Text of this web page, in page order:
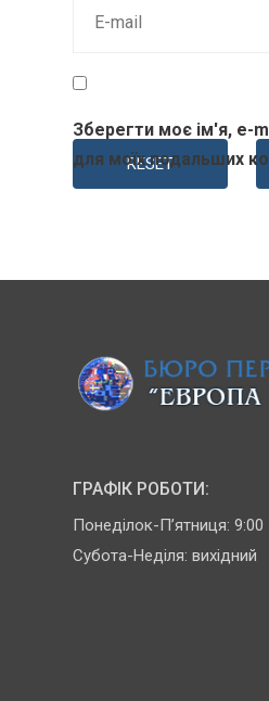
Зберегти моє ім'я, e-
для моїх подальших
RESET
ГРАФІК РОБОТИ:
Понеділок-П’ятниця: 9:00
Субота-Неділя: вихідний